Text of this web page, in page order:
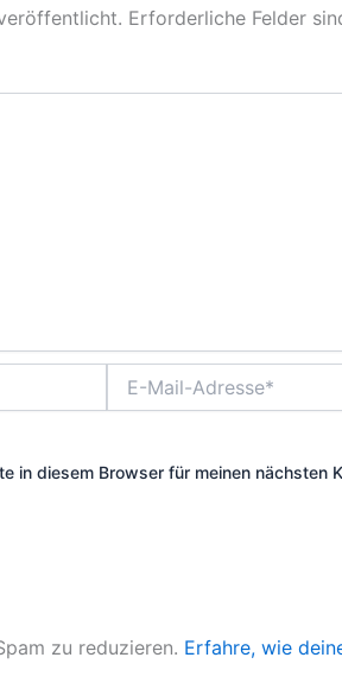
Erforderliche Felder
Mail-
in diesem Browser für meinen nächsten
zu reduzieren. Erfahre, wie